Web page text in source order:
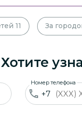
11 За
Хотите
+7
Номер телефона